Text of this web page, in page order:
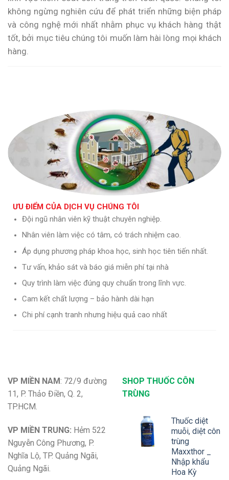
không ngừng nghiên cứu để phát triển những biện pháp
và công nghệ mới nhất nhằm phục vụ khách hàng thật
tốt, bởi mục tiêu chúng tôi muốn làm hài lòng mọi khách
hàng.
ƯU ĐIỂM CỦA DỊCH VỤ CHÚNG TÔI
Đội ngũ nhân viên kỹ thuật chuyên nghiệp.
Nhân viên làm việc có tâm, có trách nhiệm cao.
Áp dụng phương pháp khoa học, sinh học tiên tiến nhất.
Tư vấn, khảo sát và báo giá miễn phí tại nhà
Quy trình làm việc đúng quy chuẩn trong lĩnh vực.
Cam kết chất lượng – bảo hành dài hạn
Chi phí cạnh tranh nhưng hiệu quả cao nhất
VP MIỀN NAM: 72/9 đường
11, P. Thảo Điền, Q. 2,
TP.HCM.
VP MIỀN TRUNG: Hẻm 522
Nguyễn Công Phương, P.
Nghĩa Lộ, TP. Quảng Ngãi,
Quảng Ngãi.
SHOP THUỐC CÔN
TRÙNG
Thuốc diệt
muỗi, diệt côn
trùng
Maxxthor _
Nhập khẩu
Hoa Kỳ